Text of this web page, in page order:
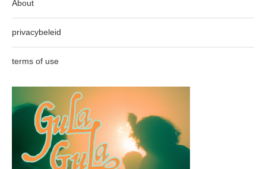
About
privacybeleid
terms of use